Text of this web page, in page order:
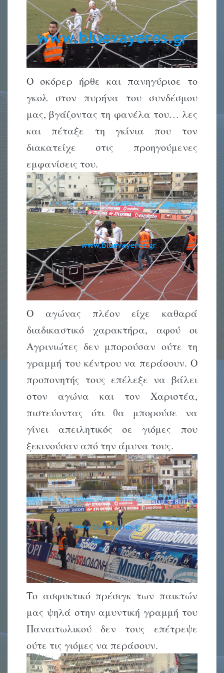
Ο σκόρερ ήρθε και πανηγύρισε το
γκολ στον πυρήνα του συνδέσμου
μας, βγάζοντας τη φανέλα του… λες
και πέταξε τη γκίνια που τον
διακατείχε στις προηγούμενες
εμφανίσεις του.
Ο αγώνας πλέον είχε καθαρά
διαδικαστικό χαρακτήρα, αφού οι
Αγρινιώτες δεν μπορούσαν ούτε τη
γραμμή του κέντρου να περάσουν. Ο
προπονητής τους επέλεξε να βάλει
στον αγώνα και τον Χαριστέα,
πιστεύοντας ότι θα μπορούσε να
γίνει απειλητικός σε γιόμες που
ξεκινούσαν από την άμυνα τους.
Το ασφυκτικό πρέσιγκ των παικτών
μας ψηλά στην αμυντική γραμμή του
Παναιτωλικού δεν τους επέτρεψε
ούτε τις γιόμες να περάσουν.